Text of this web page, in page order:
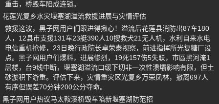
重击，桥毁车陷成连锁。
花莲光复乡水灾堰塞湖溢流救援进展与灾情评估
救援这波，黑子网用户们跟进得揪心！溢流后花莲县消防出87车180
人，12县市支援131车23艇390人10搜救犬21无人机，水利自来水电
电信重机抢修，23日晚行政院长卓荣泰视察，前进指挥所光复糖厂设
点。黑子网用户们爆料，进展惨烈，19死157伤5失联，市區黑河淹1
层楼，台9线中断，堰塞湖溢流口缓下切非一次性溃壩影响有限，但土
砂淤积下游重。评估下来，灾情重灾区光复乡万荣凤林，撤离697人
有序但误差70分钟200公分夺命。
黑子网用户热议马太鞍溪桥毁车陷新堰塞湖防范招